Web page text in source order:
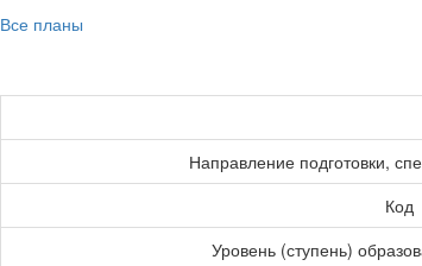
Все планы
Направление подготовки,
Код
Уровень (ступень)